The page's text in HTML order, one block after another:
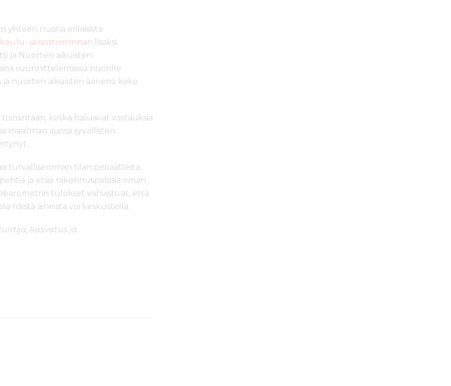
yhteen nuoria erilaisista
ja isostoiminnan lisäksi
ja Nuorten aikuisten
suunnittelemassa nuorille
nuorten aikuisten äänenä koko
koska haluavat vastauksia
maailman ajassa syvällisten
turvallisemman tilan periaatteita,
ja etsiä rakennuspalasia oman
tulokset vahvistivat, että
näistä aiheista voi keskustella.
kasvatus ja